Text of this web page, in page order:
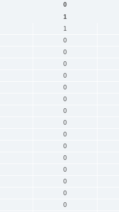
0
1
1
0
0
0
0
0
0
0
0
0
0
0
0
0
0
0